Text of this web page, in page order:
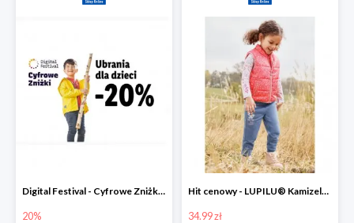
Digital Festival - Cyfrowe Zniżki Ubrania dla dzieci w Lidlu -20%
20%
Hit cenowy - LUPILU® Kamizelka pikowana dziewczęca
34.99 zł